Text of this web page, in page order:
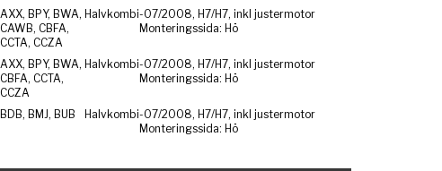
AXX, BPY, BWA,
CAWB, CBFA,
CCTA, CCZA
Halvkombi-07/2008, H7/H7, inkl justermotor
Monteringssida: Hö
AXX, BPY, BWA,
CBFA, CCTA,
CCZA
Halvkombi-07/2008, H7/H7, inkl justermotor
Monteringssida: Hö
BDB, BMJ, BUB Halvkombi-07/2008, H7/H7, inkl justermotor
Monteringssida: Hö